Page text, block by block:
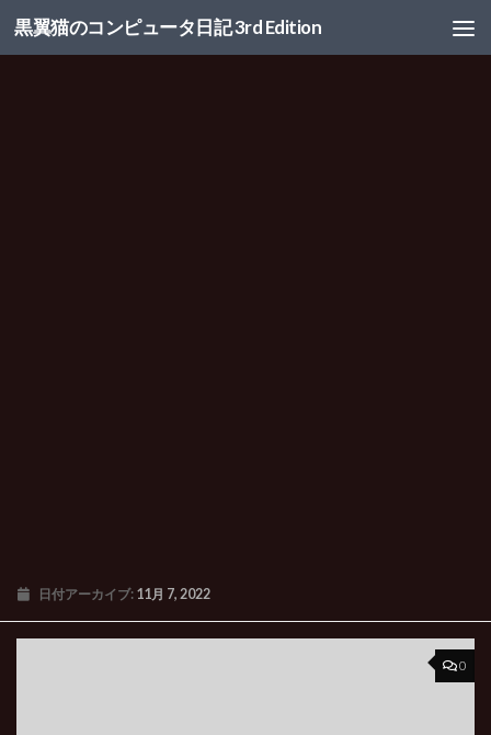
コンテンツへスキップ
黒翼猫のコンピュータ日記 3rd Edition
日付アーカイブ: 11月 7, 2022
0